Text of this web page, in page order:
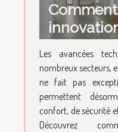
monte-
Les avancées
nombreux secteurs,
ne fait pas
permettent
confort, de sécurité
Découvrez